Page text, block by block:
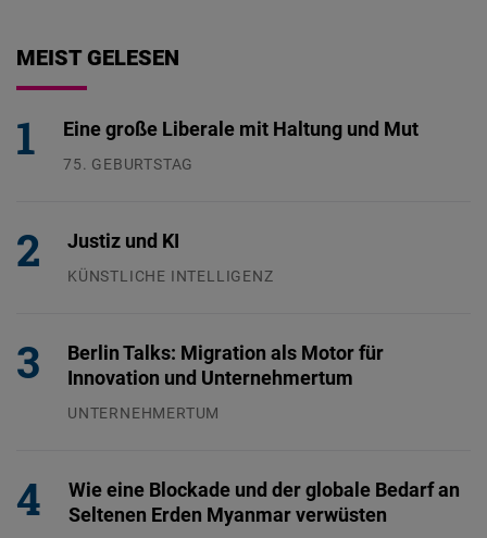
MEIST GELESEN
Eine große Liberale mit Haltung und Mut
75. GEBURTSTAG
Justiz und KI
KÜNSTLICHE INTELLIGENZ
Berlin Talks: Migration als Motor für
Innovation und Unternehmertum
UNTERNEHMERTUM
Wie eine Blockade und der globale Bedarf an
Seltenen Erden Myanmar verwüsten